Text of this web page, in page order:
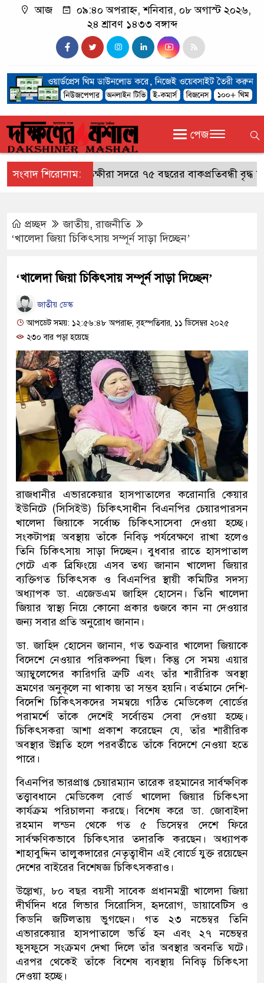
আজ
০৯:৪০ অপরাহ্ন, শনিবার, ০৮ অগাস্ট ২০২৬,
২৪ শ্রাবণ ১৪৩৩ বঙ্গাব্দ
পেজ
সংবাদ শিরোনাম:সাতক্ষীরা সদরে ৭৫ বছরের বাকপ্রতিবন্ধী বৃদ্ধ
প্রচ্ছদ জাতীয়,রাজনীতি
‘খালেদা জিয়া চিকিৎসায় সম্পূর্ন সাড়া দিচ্ছেন’
‘খালেদা জিয়া চিকিৎসায় সম্পূর্ন সাড়া দিচ্ছেন’
জাতীয় ডেস্ক
আপডেট সময়: ১২:৫৬:৪৮ অপরাহ্ন, বৃহস্পতিবার, ১১ ডিসেম্বর ২০২৫
২৩০ বার পড়া হয়েছে
রাজধানীর এভারকেয়ার হাসপাতালের করোনারি কেয়ার
ইউনিটে (সিসিইউ) চিকিৎসাধীন বিএনপির চেয়ারপারসন
খালেদা জিয়াকে সর্বোচ্চ চিকিৎসাসেবা দেওয়া হচ্ছে।
সংকটাপন্ন অবস্থায় তাঁকে নিবিড় পর্যবেক্ষণে রাখা হলেও
তিনি চিকিৎসায় সাড়া দিচ্ছেন। বুধবার রাতে হাসপাতাল
গেটে এক ব্রিফিংয়ে এসব তথ্য জানান খালেদা জিয়ার
ব্যক্তিগত চিকিৎসক ও বিএনপির স্থায়ী কমিটির সদস্য
অধ্যাপক ডা. এজেডএম জাহিদ হোসেন। তিনি খালেদা
জিয়ার স্বাস্থ্য নিয়ে কোনো প্রকার গুজবে কান না দেওয়ার
জন্য সবার প্রতি অনুরোধ জানান।
ডা. জাহিদ হোসেন জানান, গত শুক্রবার খালেদা জিয়াকে
বিদেশে নেওয়ার পরিকল্পনা ছিল। কিন্তু সে সময় এয়ার
অ্যাম্বুলেন্সের কারিগরি ত্রুটি এবং তাঁর শারীরিক অবস্থা
ভ্রমণের অনুকূলে না থাকায় তা সম্ভব হয়নি। বর্তমানে দেশি-
বিদেশি চিকিৎসকদের সমন্বয়ে গঠিত মেডিকেল বোর্ডের
পরামর্শে তাঁকে দেশেই সর্বোত্তম সেবা দেওয়া হচ্ছে।
চিকিৎসকরা আশা প্রকাশ করেছেন যে, তাঁর শারীরিক
অবস্থার উন্নতি হলে পরবর্তীতে তাঁকে বিদেশে নেওয়া হতে
পারে।
বিএনপির ভারপ্রাপ্ত চেয়ারম্যান তারেক রহমানের সার্বক্ষণিক
তত্ত্বাবধানে মেডিকেল বোর্ড খালেদা জিয়ার চিকিৎসা
কার্যক্রম পরিচালনা করছে। বিশেষ করে ডা. জোবাইদা
রহমান লন্ডন থেকে গত ৫ ডিসেম্বর দেশে ফিরে
সার্বক্ষণিকভাবে চিকিৎসার তদারকি করছেন। অধ্যাপক
শাহাবুদ্দিন তালুকদারের নেতৃত্বাধীন এই বোর্ডে যুক্ত রয়েছেন
দেশের বাইরের বিশেষজ্ঞ চিকিৎসকরাও।
উল্লেখ্য, ৮০ বছর বয়সী সাবেক প্রধানমন্ত্রী খালেদা জিয়া
দীর্ঘদিন ধরে লিভার সিরোসিস, হৃদরোগ, ডায়াবেটিস ও
কিডনি জটিলতায় ভুগছেন। গত ২৩ নভেম্বর তিনি
এভারকেয়ার হাসপাতালে ভর্তি হন এবং ২৭ নভেম্বর
ফুসফুসে সংক্রমণ দেখা দিলে তাঁর অবস্থার অবনতি ঘটে।
এরপর থেকেই তাঁকে বিশেষ ব্যবস্থায় নিবিড় চিকিৎসা
দেওয়া হচ্ছে।